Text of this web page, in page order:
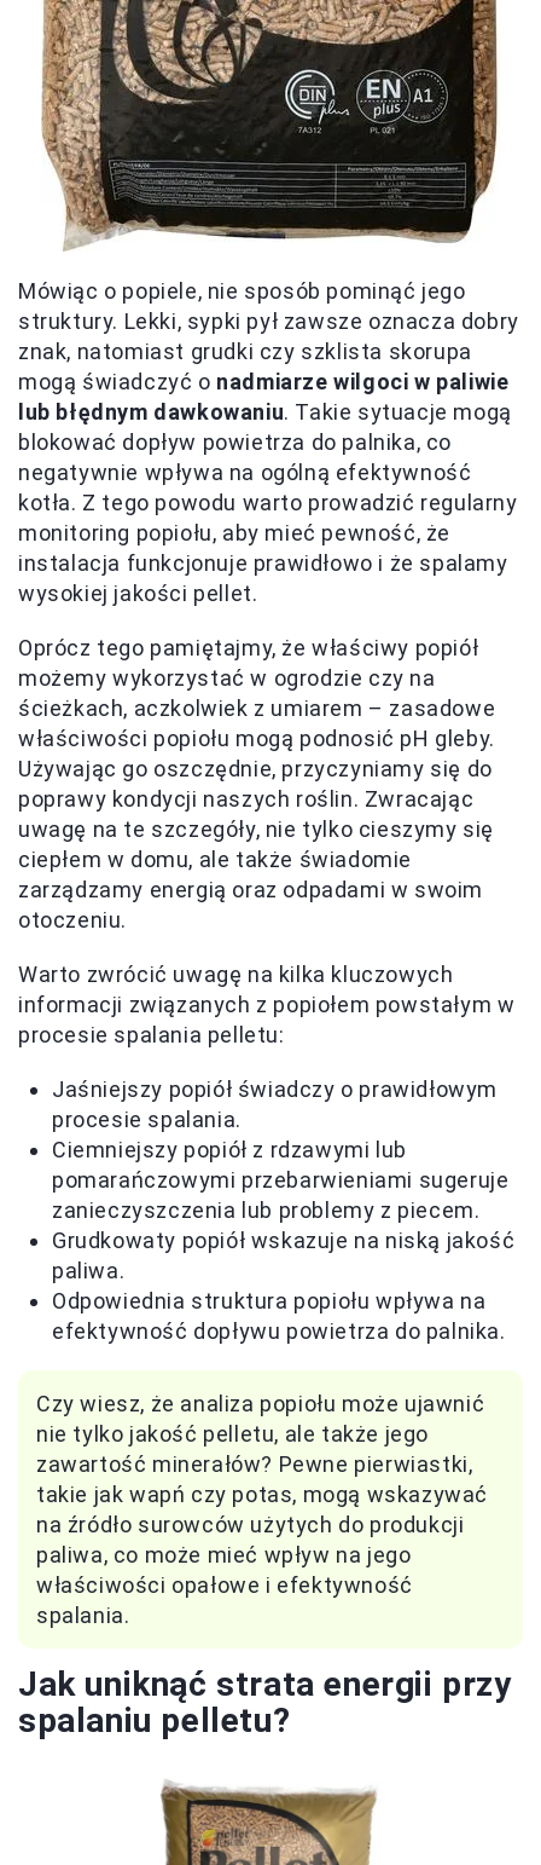
Mówiąc o popiele, nie sposób pominąć jego
struktury. Lekki, sypki pył zawsze oznacza dobry
znak, natomiast grudki czy szklista skorupa
mogą świadczyć o nadmiarze wilgoci w paliwie
lub błędnym dawkowaniu. Takie sytuacje mogą
blokować dopływ powietrza do palnika, co
negatywnie wpływa na ogólną efektywność
kotła. Z tego powodu warto prowadzić regularny
monitoring popiołu, aby mieć pewność, że
instalacja funkcjonuje prawidłowo i że spalamy
wysokiej jakości pellet.
Oprócz tego pamiętajmy, że właściwy popiół
możemy wykorzystać w ogrodzie czy na
ścieżkach, aczkolwiek z umiarem – zasadowe
właściwości popiołu mogą podnosić pH gleby.
Używając go oszczędnie, przyczyniamy się do
poprawy kondycji naszych roślin. Zwracając
uwagę na te szczegóły, nie tylko cieszymy się
ciepłem w domu, ale także świadomie
zarządzamy energią oraz odpadami w swoim
otoczeniu.
Warto zwrócić uwagę na kilka kluczowych
informacji związanych z popiołem powstałym w
procesie spalania pelletu:
Jaśniejszy popiół świadczy o prawidłowym
procesie spalania.
Ciemniejszy popiół z rdzawymi lub
pomarańczowymi przebarwieniami sugeruje
zanieczyszczenia lub problemy z piecem.
Grudkowaty popiół wskazuje na niską jakość
paliwa.
Odpowiednia struktura popiołu wpływa na
efektywność dopływu powietrza do palnika.
Czy wiesz, że analiza popiołu może ujawnić
nie tylko jakość pelletu, ale także jego
zawartość minerałów? Pewne pierwiastki,
takie jak wapń czy potas, mogą wskazywać
na źródło surowców użytych do produkcji
paliwa, co może mieć wpływ na jego
właściwości opałowe i efektywność
spalania.
Jak uniknąć strata energii przy
spalaniu pelletu?